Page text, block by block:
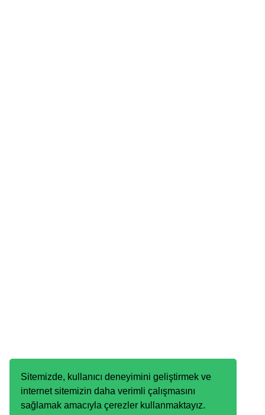
Sitemizde, kullanıcı deneyimini geliştirmek ve
internet sitemizin daha verimli çalışmasını
sağlamak amacıyla çerezler kullanmaktayız.